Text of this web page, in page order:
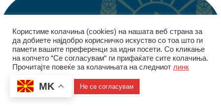
© Управа за финансиско разузнавање | 2026
Политика за приватност| Политика за колачиња
Користиме колачиња (cookies) на нашата веб страна за
да добиете најдобро корисничко искуство со тоа што ги
памети вашите преференци за идни посети. Со кликање
на копчето “Се согласувам“ ги прифаќате сите колачиња.
Прочитајте повеќе за колачињата на следниот линк
Се согласувам Не се согласувам
MK